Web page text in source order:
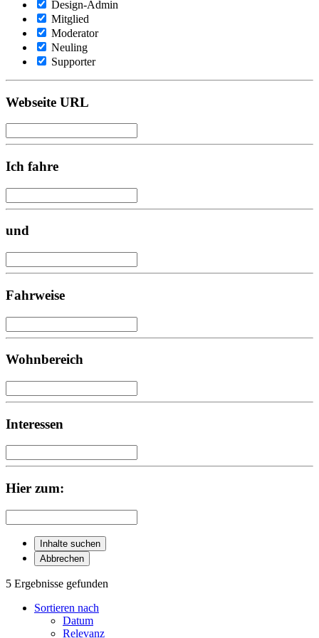
Design-Admin
Mitglied
Moderator
Neuling
Supporter
Webseite URL
Ich fahre
und
Fahrweise
Wohnbereich
Interessen
Hier zum:
Inhalte suchen
Abbrechen
5 Ergebnisse gefunden
Sortieren nach
Datum
Relevanz